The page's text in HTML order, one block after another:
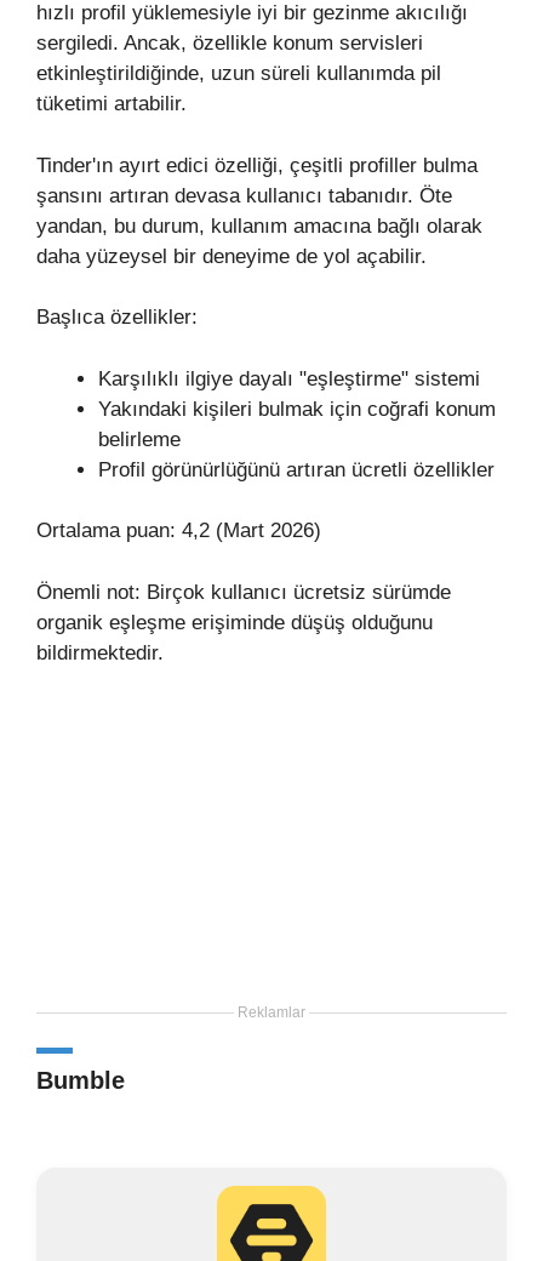
hızlı profil yüklemesiyle iyi bir gezinme akıcılığı
sergiledi. Ancak, özellikle konum servisleri
etkinleştirildiğinde, uzun süreli kullanımda pil
tüketimi artabilir.
Tinder'ın ayırt edici özelliği, çeşitli profiller bulma
şansını artıran devasa kullanıcı tabanıdır. Öte
yandan, bu durum, kullanım amacına bağlı olarak
daha yüzeysel bir deneyime de yol açabilir.
Başlıca özellikler:
Karşılıklı ilgiye dayalı "eşleştirme" sistemi
Yakındaki kişileri bulmak için coğrafi konum
belirleme
Profil görünürlüğünü artıran ücretli özellikler
Ortalama puan: 4,2 (Mart 2026)
Önemli not: Birçok kullanıcı ücretsiz sürümde
organik eşleşme erişiminde düşüş olduğunu
bildirmektedir.
Reklamlar
Bumble